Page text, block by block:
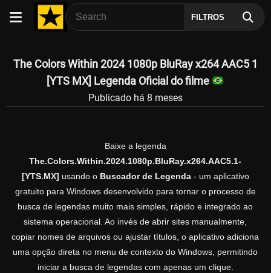
FILTROS
The Colors Within 2024 1080p BluRay x264 AAC5 1
[YTS MX] Legenda Oficial do filme
Publicado há 8 meses
Baixe a legenda
The.Colors.Within.2024.1080p.BluRay.x264.AAC5.1-
[YTS.MX] usando o Buscador de Legenda- um aplicativo
gratuito para Windows desenvolvido para tornar o processo de
busca de legendas muito mais simples, rápido e integrado ao
sistema operacional. Ao invés de abrir sites manualmente,
copiar nomes de arquivos ou ajustar títulos, o aplicativo adiciona
uma opção direta no menu de contexto do Windows, permitindo
iniciar a busca de legendas com apenas um clique.